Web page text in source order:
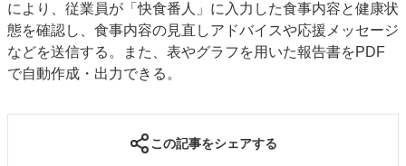
発刊案内
JFPI印刷用語集 印刷機材年鑑
運営
会社案内
購読・購入申し込み
により、従業員が「快食番人」に入力した食事内容と健康状
態を確認し、食事内容の見直しアドバイスや応援メッセージ
などを送信する。また、表やグラフを用いた報告書をPDF
で自動作成・出力できる。
この記事をシェアする